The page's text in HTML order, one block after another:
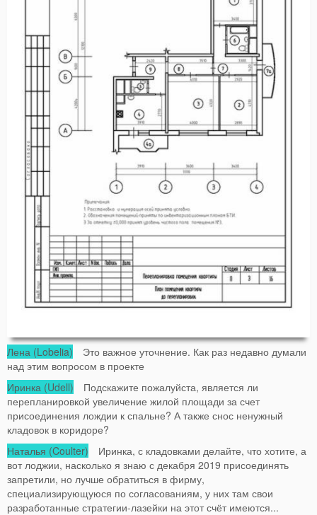
Лена (Lobelia) Это важное уточнение. Как раз недавно думали
над этим вопросом в проекте
Иринка (Udell) Подскажите пожалуйста, является ли
перепланировкой увеличение жилой площади за счет
присоединения лождии к спальне? А также снос ненужный
кладовок в коридоре?
Наталья (Coulter) Иринка, с кладовками делайте, что хотите, а
вот лоджии, насколько я знаю с декабря 2019 присоединять
запретили, но лучше обратиться в фирму,
специализирующуюся по согласованиям, у них там свои
разработанные стратегии-лазейки на этот счёт имеются...